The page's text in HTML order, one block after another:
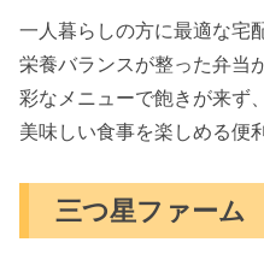
一人暮らしの方に最適な宅
栄養バランスが整った弁当
彩なメニューで飽きが来ず
美味しい食事を楽しめる便
三つ星ファーム